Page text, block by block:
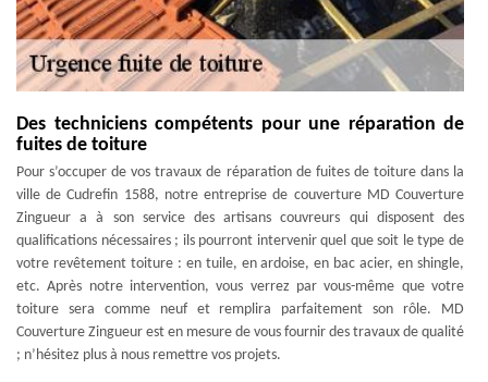
Des techniciens compétents pour une réparation de
fuites de toiture
Pour s’occuper de vos travaux de réparation de fuites de toiture dans la
ville de Cudrefin 1588, notre entreprise de couverture MD Couverture
Zingueur a à son service des artisans couvreurs qui disposent des
qualifications nécessaires ; ils pourront intervenir quel que soit le type de
votre revêtement toiture : en tuile, en ardoise, en bac acier, en shingle,
etc. Après notre intervention, vous verrez par vous-même que votre
toiture sera comme neuf et remplira parfaitement son rôle. MD
Couverture Zingueur est en mesure de vous fournir des travaux de qualité
; n’hésitez plus à nous remettre vos projets.